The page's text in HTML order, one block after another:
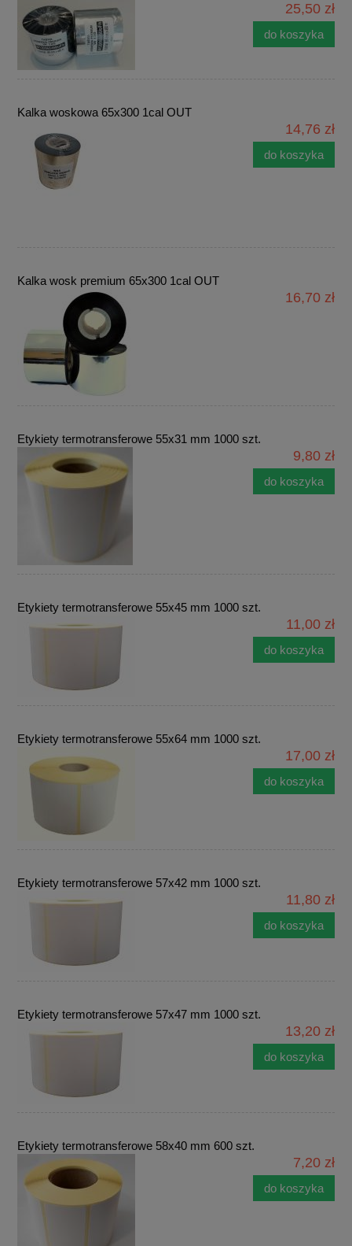
25,50 zł
do koszyka
Kalka woskowa 65x300 1cal OUT
14,76 zł
do koszyka
Kalka wosk premium 65x300 1cal OUT
16,70 zł
Etykiety termotransferowe 55x31 mm 1000 szt.
9,80 zł
do koszyka
Etykiety termotransferowe 55x45 mm 1000 szt.
11,00 zł
do koszyka
Etykiety termotransferowe 55x64 mm 1000 szt.
17,00 zł
do koszyka
Etykiety termotransferowe 57x42 mm 1000 szt.
11,80 zł
do koszyka
Etykiety termotransferowe 57x47 mm 1000 szt.
13,20 zł
do koszyka
Etykiety termotransferowe 58x40 mm 600 szt.
7,20 zł
do koszyka